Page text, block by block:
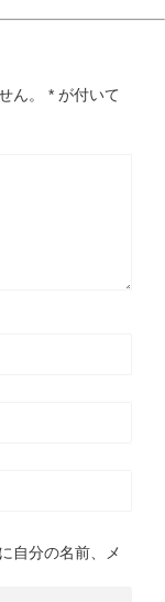
ん。 * が付いて
自分の名前、メ